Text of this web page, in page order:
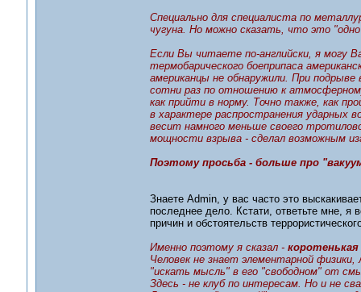
Специально для специалиста по
чугуна. Но можно сказать, что это
Если Вы читаете по-английски, я могу
термобарического боеприпаса
американцы не обнаружили. При
сотни раз по отношению к
как прийти в норму. Точно также, как
в характере распространения ударных
весит намного меньше своего
мощности взрыва - сделал возможным
Поэтому просьба - больше про
Знаете Admin, у вас часто это
последнее дело. Кстати, ответьте мне, я
причин и обстоятельств
Именно поэтому я сказал -
Человек не знает элементарной
"искать мысль" в его "свободном" от
Здесь - не клуб по интересам. Но и не